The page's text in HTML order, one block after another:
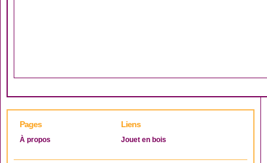
Pages
À propos
Liens
Jouet en bois